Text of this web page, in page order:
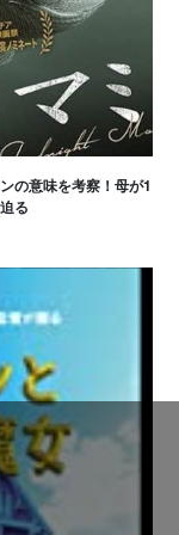
の意味を考察！母が1
る